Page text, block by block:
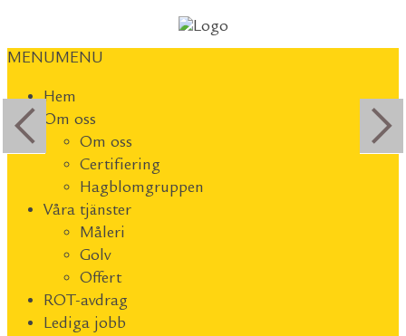
MENUMENU
Hem
Om oss
Om oss
Certifiering
Hagblomgruppen
Våra tjänster
Måleri
Golv
Offert
ROT-avdrag
Lediga jobb